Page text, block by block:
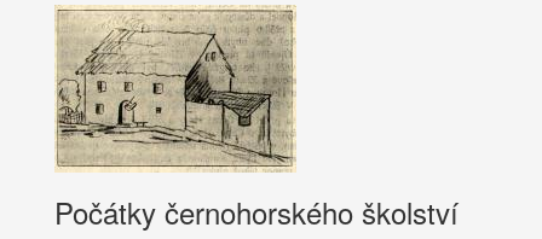
Počátky černohorského školství